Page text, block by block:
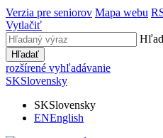
Verzia pre seniorov Mapa webu
Vytlačiť
Hľadať
rozšírené vyhľadávanie
SKSlovensky
SKSlovensky
ENEnglish